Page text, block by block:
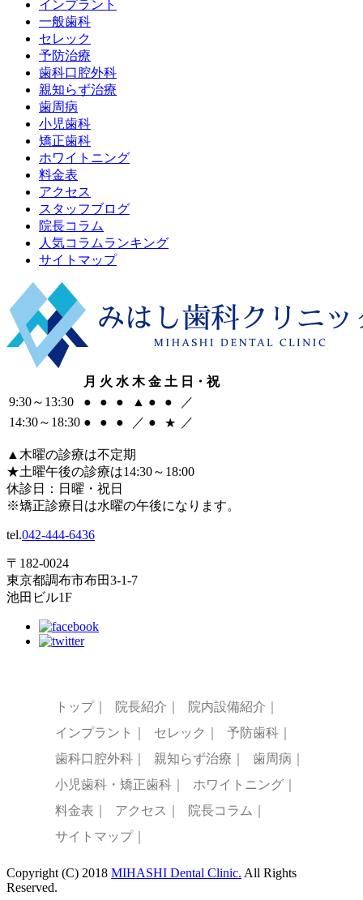
インプラント
一般歯科
セレック
予防治療
歯科口腔外科
親知らず治療
歯周病
小児歯科
矯正歯科
ホワイトニング
料金表
アクセス
スタッフブログ
院長コラム
人気コラムランキング
サイトマップ
月 火 水 木 金 土 日・祝
9:30～ 13:30 ● ● ● ▲ ● ●
／
14:30～ 18:30 ● ● ● ／ ● ★ ／
▲ 木曜の診療は不定期
★土曜午後の診療は14:30～18:00
休診日：日曜・祝日
※矯正診療日は水曜の午後になります。
tel.042-444-6436
〒182-0024
東京都調布市布田3-1-7
池田ビル1F
トップ｜ 院長紹介｜
院内設備紹介｜
インプラント｜
セレック｜
予防歯科｜
歯科口腔外科｜
親知らず治療｜
歯周病｜
小児歯科・矯正歯科｜
ホワイトニング｜
料金表｜
アクセス｜
院長コラム｜
サイトマップ｜
Copyright (C) 2018 MIHASHI Dental Clinic. All Rights
Reserved.